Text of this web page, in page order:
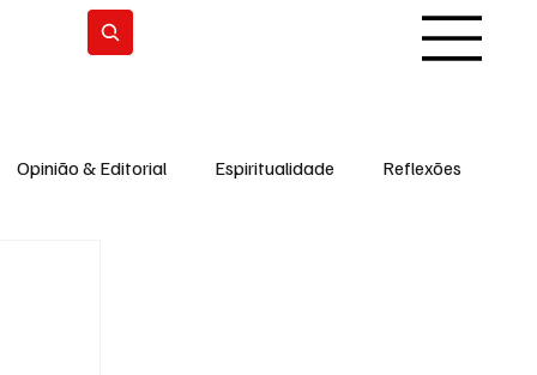
Opinião & Editorial Espiritualidade Reflexões